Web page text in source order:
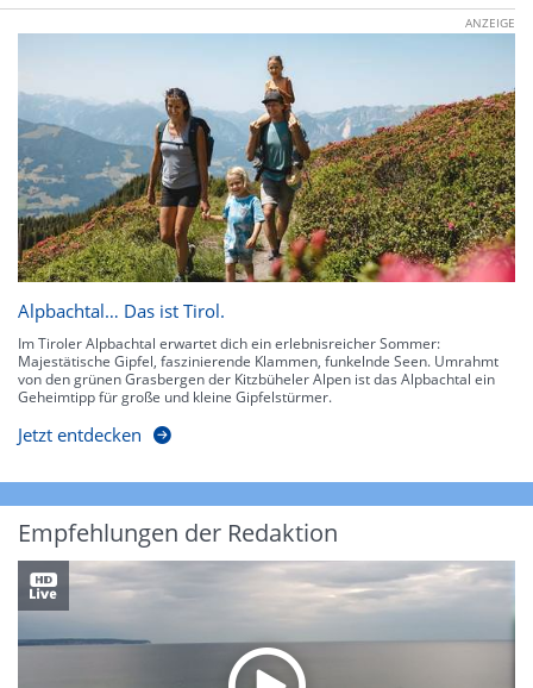
ANZEIGE
Alpbachtal… Das ist Tirol.
Im Tiroler Alpbachtal erwartet dich ein erlebnisreicher Sommer:
Majestätische Gipfel, faszinierende Klammen, funkelnde Seen. Umrahmt
von den grünen Grasbergen der Kitzbüheler Alpen ist das Alpbachtal ein
Geheimtipp für große und kleine Gipfelstürmer.
Jetzt entdecken
Empfehlungen der Redaktion